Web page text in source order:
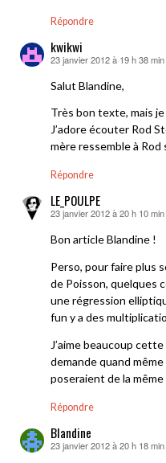
Répondre
kwikwi
dit :
23 janvier 2012 à 19 h 38 min
Salut Blandine,
Très bon texte, mais
J’adore écouter Rod
mère ressemble à
Répondre
LE_POULPE
dit :
23 janvier 2012 à 20 h 10 min
Bon article Blandine !
Perso, pour faire plus
de Poisson, quelques
une régression
fun y a des
J’aime beaucoup
demande quand
poseraient de la
Répondre
Blandine
dit :
23 janvier 2012 à 20 h 18 min